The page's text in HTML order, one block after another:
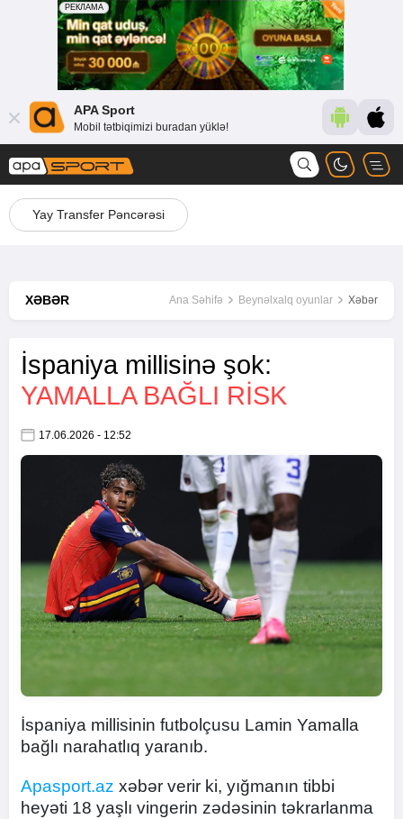
APA Sport
Mobil tətbiqimizi buradan yüklə!
Yay Transfer Pəncərəsi
XƏBƏR Ana Səhifə Beynəlxalq oyunlar Xəbər
İspaniya millisinə şok:
YAMALLA BAĞLI RİSK
17.06.2026 - 12:52
İspaniya millisinin futbolçusu Lamin Yamalla
bağlı narahatlıq yaranıb.
Apasport.az xəbər verir ki, yığmanın tibbi
heyəti 18 yaşlı vingerin zədəsinin təkrarlanma